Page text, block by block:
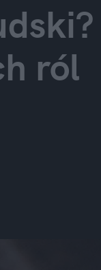
ról